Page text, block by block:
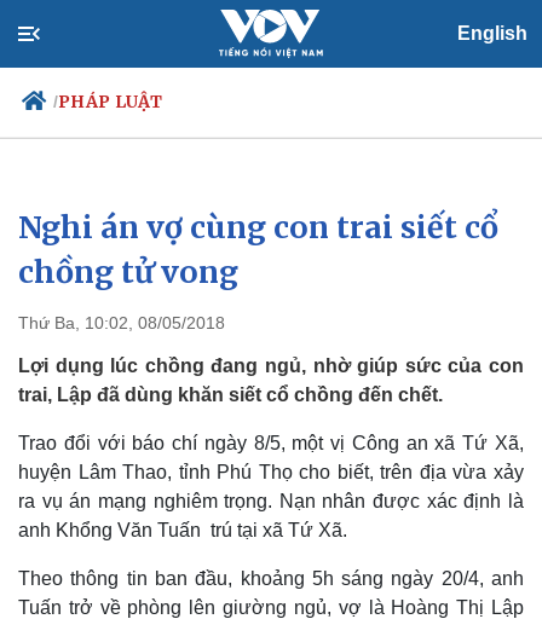
English
/PHÁP LUẬT
Chính trị
Đảng
Tổ chức nhân sự
Nhận diện sự thật
Xã hội
Việc làm
Biển đảo
Nghi án vợ cùng con trai siết cổ
chồng tử vong
Thứ Ba, 10:02, 08/05/2018
Lợi dụng lúc chồng đang ngủ, nhờ giúp sức của con
trai, Lập đã dùng khăn siết cổ chồng đến chết.
Trao đổi với báo chí ngày 8/5, một vị Công an xã Tứ Xã,
huyện Lâm Thao, tỉnh Phú Thọ cho biết, trên địa vừa xảy
ra vụ án mạng nghiêm trọng. Nạn nhân được xác định là
anh Khổng Văn Tuấn trú tại xã Tứ Xã.
Theo thông tin ban đầu, khoảng 5h sáng ngày 20/4, anh
Tuấn trở về phòng lên giường ngủ, vợ là Hoàng Thị Lập